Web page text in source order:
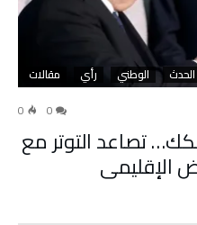
الحدث الوطني رأي
مقالات
0
تصاعد التوتر مع
الإقليمي